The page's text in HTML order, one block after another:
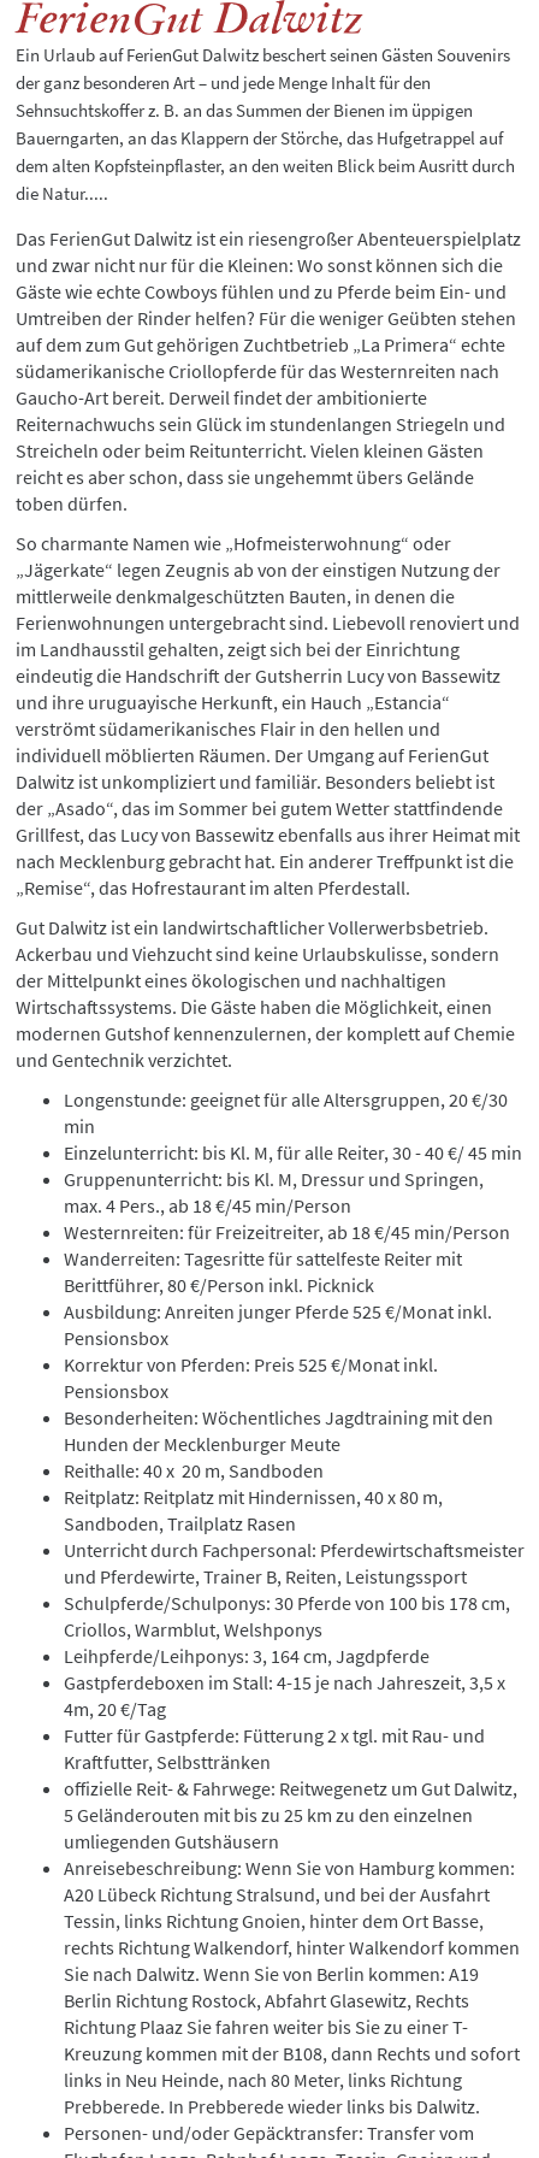
FerienGut Dalwitz
Ein Urlaub auf FerienGut Dalwitz beschert seinen Gästen Souvenirs
der ganz besonderen Art – und jede Menge Inhalt für den
Sehnsuchtskoffer z. B. an das Summen der Bienen im üppigen
Bauerngarten, an das Klappern der Störche, das Hufgetrappel auf
dem alten Kopfsteinpflaster, an den weiten Blick beim Ausritt durch
die Natur.....
Das FerienGut Dalwitz ist ein riesengroßer Abenteuerspielplatz
und zwar nicht nur für die Kleinen: Wo sonst können sich die
Gäste wie echte Cowboys fühlen und zu Pferde beim Ein- und
Umtreiben der Rinder helfen? Für die weniger Geübten stehen
auf dem zum Gut gehörigen Zuchtbetrieb „La Primera“ echte
südamerikanische Criollopferde für das Westernreiten nach
Gaucho-Art bereit. Derweil findet der ambitionierte
Reiternachwuchs sein Glück im stundenlangen Striegeln und
Streicheln oder beim Reitunterricht. Vielen kleinen Gästen
reicht es aber schon, dass sie ungehemmt übers Gelände
toben dürfen.
So charmante Namen wie „Hofmeisterwohnung“ oder
„Jägerkate“ legen Zeugnis ab von der einstigen Nutzung der
mittlerweile denkmalgeschützten Bauten, in denen die
Ferienwohnungen untergebracht sind. Liebevoll renoviert und
im Landhausstil gehalten, zeigt sich bei der Einrichtung
eindeutig die Handschrift der Gutsherrin Lucy von Bassewitz
und ihre uruguayische Herkunft, ein Hauch „Estancia“
verströmt südamerikanisches Flair in den hellen und
individuell möblierten Räumen. Der Umgang auf FerienGut
Dalwitz ist unkompliziert und familiär. Besonders beliebt ist
der „Asado“, das im Sommer bei gutem Wetter stattfindende
Grillfest, das Lucy von Bassewitz ebenfalls aus ihrer Heimat mit
nach Mecklenburg gebracht hat. Ein anderer Treffpunkt ist die
„Remise“, das Hofrestaurant im alten Pferdestall.
Gut Dalwitz ist ein landwirtschaftlicher Vollerwerbsbetrieb.
Ackerbau und Viehzucht sind keine Urlaubskulisse, sondern
der Mittelpunkt eines ökologischen und nachhaltigen
Wirtschaftssystems. Die Gäste haben die Möglichkeit, einen
modernen Gutshof kennenzulernen, der komplett auf Chemie
und Gentechnik verzichtet.
Longenstunde: geeignet für alle Altersgruppen, 20 €/30
min
Einzelunterricht: bis Kl. M, für alle Reiter, 30 - 40 €/ 45 min
Gruppenunterricht: bis Kl. M, Dressur und Springen,
max. 4 Pers., ab 18 €/45 min/Person
Westernreiten: für Freizeitreiter, ab 18 €/45 min/Person
Wanderreiten: Tagesritte für sattelfeste Reiter mit
Berittführer, 80 €/Person inkl. Picknick
Ausbildung: Anreiten junger Pferde 525 €/Monat inkl.
Pensionsbox
Korrektur von Pferden: Preis 525 €/Monat inkl.
Pensionsbox
Besonderheiten: Wöchentliches Jagdtraining mit den
Hunden der Mecklenburger Meute
Reithalle: 40 x 20 m, Sandboden
Reitplatz: Reitplatz mit Hindernissen, 40 x 80 m,
Sandboden, Trailplatz Rasen
Unterricht durch Fachpersonal: Pferdewirtschaftsmeister
und Pferdewirte, Trainer B, Reiten, Leistungssport
Schulpferde/Schulponys: 30 Pferde von 100 bis 178 cm,
Criollos, Warmblut, Welshponys
Leihpferde/Leihponys: 3, 164 cm, Jagdpferde
Gastpferdeboxen im Stall: 4-15 je nach Jahreszeit, 3,5 x
4m, 20 €/Tag
Futter für Gastpferde: Fütterung 2 x tgl. mit Rau- und
Kraftfutter, Selbsttränken
offizielle Reit- & Fahrwege: Reitwegenetz um Gut Dalwitz,
5 Geländerouten mit bis zu 25 km zu den einzelnen
umliegenden Gutshäusern
Anreisebeschreibung: Wenn Sie von Hamburg kommen:
A20 Lübeck Richtung Stralsund, und bei der Ausfahrt
Tessin, links Richtung Gnoien, hinter dem Ort Basse,
rechts Richtung Walkendorf, hinter Walkendorf kommen
Sie nach Dalwitz. Wenn Sie von Berlin kommen: A19
Berlin Richtung Rostock, Abfahrt Glasewitz, Rechts
Richtung Plaaz Sie fahren weiter bis Sie zu einer T-
Kreuzung kommen mit der B108, dann Rechts und sofort
links in Neu Heinde, nach 80 Meter, links Richtung
Prebberede. In Prebberede wieder links bis Dalwitz.
Personen- und/oder Gepäcktransfer: Transfer vom